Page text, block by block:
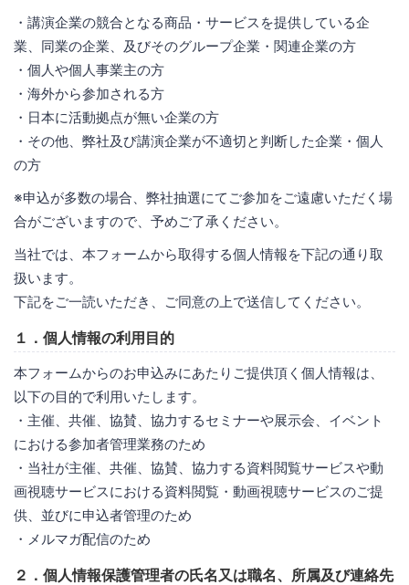
・講演企業の競合となる商品・サービスを提供している企
業、同業の企業、及びそのグループ企業・関連企業の方
・個人や個人事業主の方
・海外から参加される方
・日本に活動拠点が無い企業の方
・その他、弊社及び講演企業が不適切と判断した企業・個人
の方
※申込が多数の場合、弊社抽選にてご参加をご遠慮いただく場
合がございますので、予めご了承ください。
当社では、本フォームから取得する個人情報を下記の通り取
扱います。
下記をご一読いただき、ご同意の上で送信してください。
１．個人情報の利用目的
本フォームからのお申込みにあたりご提供頂く個人情報は、
以下の目的で利用いたします。
・主催、共催、協賛、協力するセミナーや展示会、イベント
における参加者管理業務のため
・当社が主催、共催、協賛、協力する資料閲覧サービスや動
画視聴サービスにおける資料閲覧・動画視聴サービスのご提
供、並びに申込者管理のため
・メルマガ配信のため
２．個人情報保護管理者の氏名又は職名、所属及び連絡先